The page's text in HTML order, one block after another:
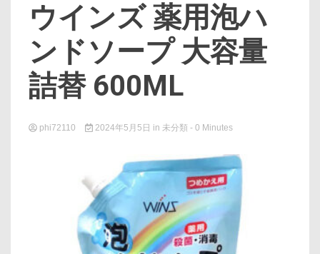
ウインズ 薬用泡ハ
ンドソープ 大容量
詰替 600ML
phi72110 2024年5月5日 in 未分類 - 0 Minutes